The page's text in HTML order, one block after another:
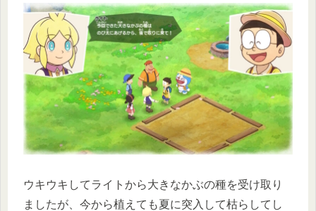
ウキウキしてライトから大きなかぶの種を受け取り
ましたが、今から植えても夏に突入して枯らしてし